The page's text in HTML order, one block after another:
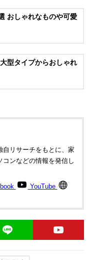
守りと不審者対
におすすめのモ
m
ものにフォー
幅71×高さ
でも室外でも
置できる
幅53×奥行53×高
さ122.5mm
おしゃれなものや可愛
型タイプからおしゃれ
自リサーチをもとに、家
コンなどの情報を発信し
YouTube